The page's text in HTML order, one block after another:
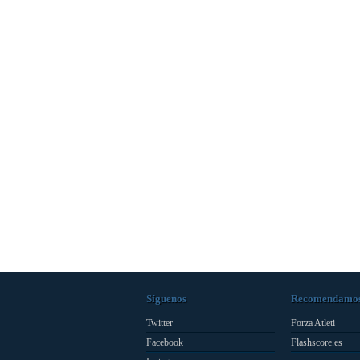
Síguenos
Twitter
Facebook
Forza Atleti
Flashscore.es